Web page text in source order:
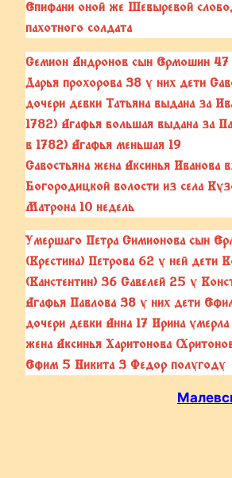
Епифани оной же Шевыревой
пахотного солдата
Семион Андронов сын Ермошин 47
Дарья прохорова 38 у них дети
дочери девки Татьяна выдана за
1782) Агафья большая выдана за
в 1782) Агафья меньшая 19
Савостьяна жена Аксинья Иванова
Богородицкой волости из села
Матрона 10 недель
Умершаго Петра Симионова сын
(Крестина) Петрова 62 у ней дети
(Канстентин) 36 Савелей 25 у
Агафья Павлова 38 у них дети
дочери девки Анна 17 Ирина
жена Аксинья Харитонова
Ефим 5 Никита 3 Федор полугоду